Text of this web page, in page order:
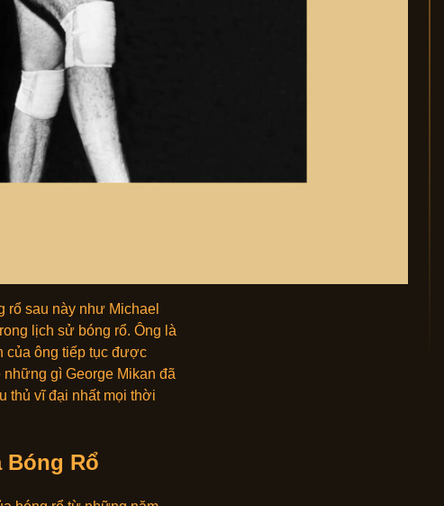
rổ sau này như Michael
lịch sử bóng rổ. Ông là
của ông tiếp tục được
gì George Mikan đã
thủ vĩ đại nhất mọi thời
Bóng Rổ